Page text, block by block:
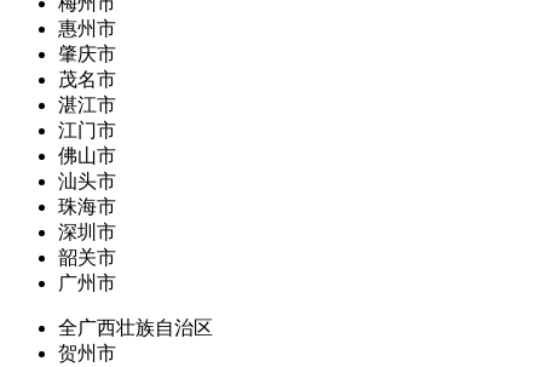
惠州市
肇庆市
茂名市
湛江市
江门市
佛山市
汕头市
珠海市
深圳市
韶关市
广州市
全广西壮族自治区
贺州市